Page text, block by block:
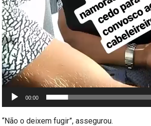
00:00
“Não o deixem fugir”, assegurou.